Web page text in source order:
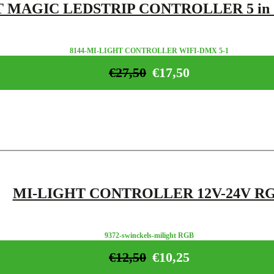
LEDSTRIP CONTROLLER 5
8144-MI-LIGHT CONTROLLER WIFI-DMX 5-1
€17,50
€27,50
MI-LIGHT CONTROLLER 12V-24V
9372-swinckels-milight RGB
€10,25
€12,50